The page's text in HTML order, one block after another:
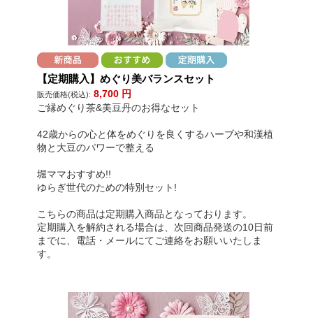
【定期購入】めぐり美バランスセット
販売価格(税込): 8,700 円
ご縁めぐり茶&美豆丹のお得なセット
42歳からの心と体をめぐりを良くするハーブや和漢植
物と大豆のパワーで整える
堀ママおすすめ!!
ゆらぎ世代のための特別セット!
こちらの商品は定期購入商品となっております。
定期購入を解約される場合は、次回商品発送の10日前
までに、電話・メールにてご連絡をお願いいたしま
す。